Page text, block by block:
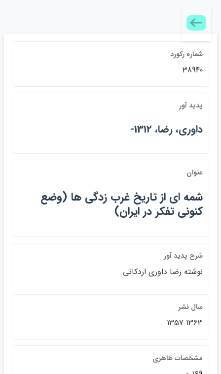
شماره ركورد
38940
پديد آور
داوري، رضا، 1312-
عنوان
شمه اي از تاريخ غرب زدگي ها (وضع
كنوني تفكر در ايران)
شرح پديد آور
نوشته رضا داوري اردكاني
سال نشر
1363 1357
مشخصات ظاهري